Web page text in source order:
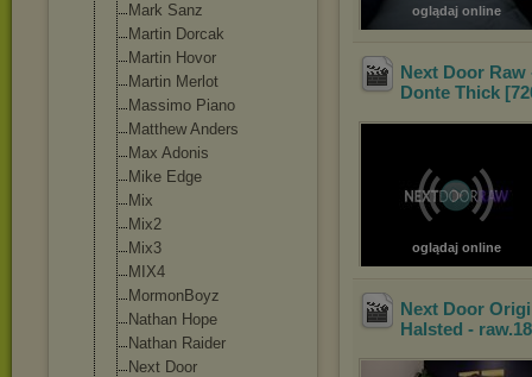
Mark Sanz
Martin Dorcak
Martin Hovor
Martin Merlot
Massimo Piano
Matthew Anders
Max Adonis
Mike Edge
Mix
Mix2
Mix3
MIX4
MormonBoyz
Nathan Hope
Nathan Raider
Next Door
oglądaj online
Next Door Raw
Donte Thick
oglądaj online
Next Door
Halsted -